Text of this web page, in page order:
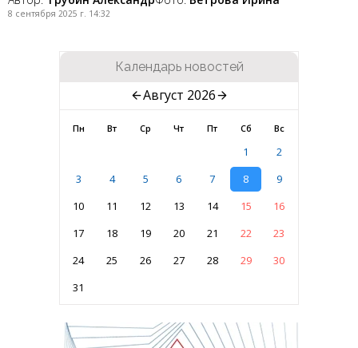
8 сентября 2025 г. 14:32
Календарь новостей
Август 2026
Пн Вт Ср Чт Пт Сб Вс
1
2
3
4 5 6 7 8
9
10
11 12 13 14 15
16
17
18 19 20 21 22
23
24
25 26 27 28 29
30
31